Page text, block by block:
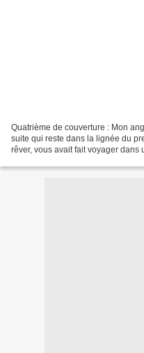
Quatrième de couverture : Mon
suite qui reste dans la lignée du
rêver, vous avait fait voyager